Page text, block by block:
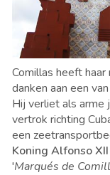
Comillas heeft
danken aan een
Hij verliet als arme
vertrok richting
een
Koning Alfonso XII
'Marqués de